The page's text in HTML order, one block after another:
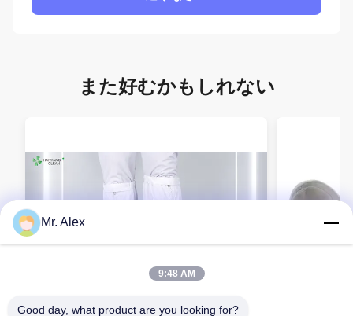
また好むかもしれない
Mr. Alex
9:48 AM
Good day, what product are you looking for?